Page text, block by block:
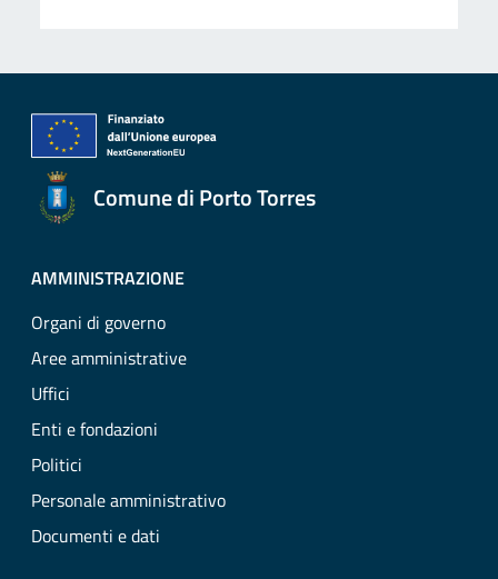
Comune di Porto Torres
AMMINISTRAZIONE
Organi di governo
Aree amministrative
Uffici
Enti e fondazioni
Politici
Personale amministrativo
Documenti e dati